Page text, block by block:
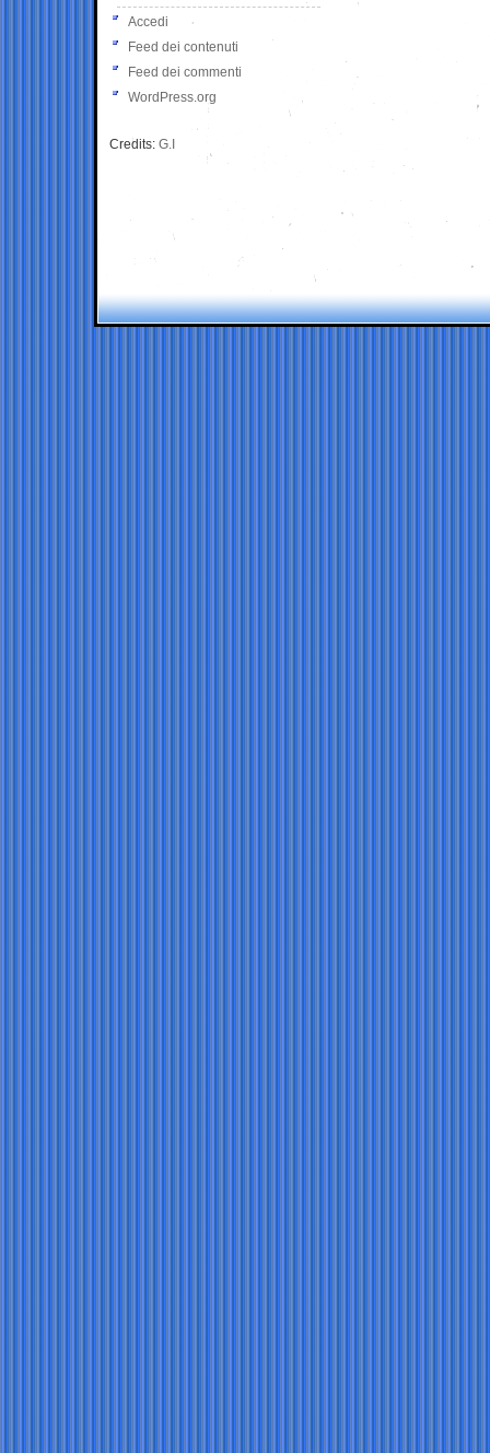
Accedi
Feed dei contenuti
Feed dei commenti
WordPress.org
Credits: G.I